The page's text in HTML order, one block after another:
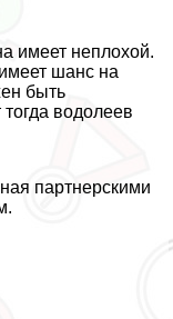
имеет неплохой.
шанс на
быть
водолеев
партнерскими